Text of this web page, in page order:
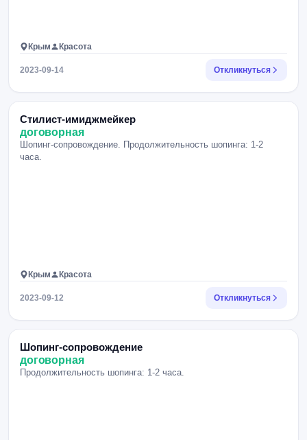
Крым Красота
2023-09-14 Откликнуться
Стилист-имиджмейкер
договорная
Шопинг-сопровождение. Продолжительность шопинга: 1-2
часа.
Крым Красота
2023-09-12 Откликнуться
Шопинг-сопровождение
договорная
Продолжительность шопинга: 1-2 часа.